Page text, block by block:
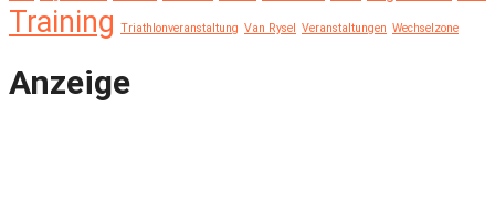
Training Triathlonveranstaltung Van Rysel Veranstaltungen Wechselzone
Anzeige